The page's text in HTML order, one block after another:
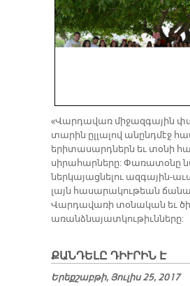
«Վարդավառ միջազգային
տարին ըլլալով անընդմէջ
երիտասարդներն եւ տօնի
սիրահարները: Փառատօնը
ներկայացնելու ազգային-
լայն հասարակութեան
Վարդավառի տօնական եւ
առանձնայատկութիւնները:
ՔԱՆԴԵԼԸ ԴԻՒՐԻՆ Է
Երեքշաբթի, Յուլիս 25, 2017